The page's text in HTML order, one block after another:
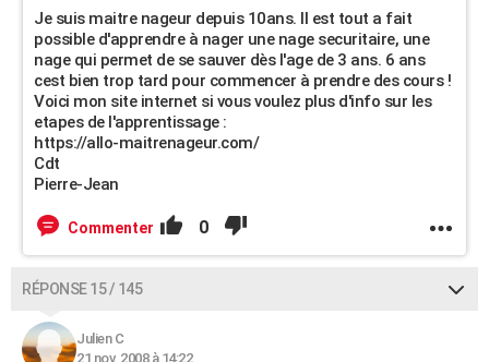
Je suis maitre nageur depuis 10ans. Il est tout a fait
possible d'apprendre à nager une nage securitaire, une
nage qui permet de se sauver dès l'age de 3 ans. 6 ans
cest bien trop tard pour commencer à prendre des cours !
Voici mon site internet si vous voulez plus d'info sur les
etapes de l'apprentissage :
https://allo-maitrenageur.com/
Cdt
Pierre-Jean
Commenter 0
RÉPONSE 15 / 145
Julien C
21 nov. 2008 à 14:22